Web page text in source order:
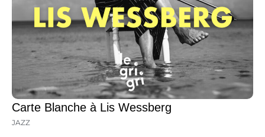
Carte Blanche à Lis Wessberg
JAZZ